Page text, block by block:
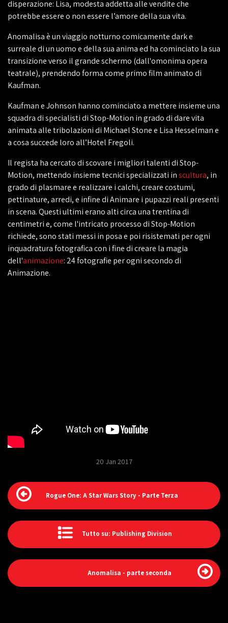
disperazione: Lisa, modesta addetta alle vendite che
potrebbe essere o non essere l’amore della sua vita.
Anomalisa è un viaggio notturno comicamente dark e
surreale di un uomo e della sua anima ed ha cominciato la sua
transizione verso il grande schermo (dall'omonima opera
teatrale), prendendo forma come primo film animato di
Kaufman.
Kaufman e Johnson hanno cominciato a mettere insieme una
squadra di specialisti di Stop-Motion in grado di dare vita
animata alle tribolazioni di Michael Stone e Lisa Hesselman e
a cosa succede loro all’Hotel Fregoli.
Il regista ha cercato di scovare i migliori talenti di Stop-
Motion, mettendo insieme tecnici specializzati inscultura, in
grado di plasmare e realizzare i calchi, creare costumi,
pettinature, arredi, e infine di Animare i pupazzi reali presenti
in scena. Questi ultimi erano alti circa una trentina di
centimetri e, come l'intricato processo di Stop-Motion
richiede, sono stati messi in posa e poi risistemati per ogni
inquadratura fotografica con i fine di creare la magia
dell'animazione: 24 fotografie per ogni secondo di
Animazione.
20 Jan 2017
Rogue One: A Star Wars Story - Parte Terza
Tutto su: Publishing Division
Anomalisa - parte seconda